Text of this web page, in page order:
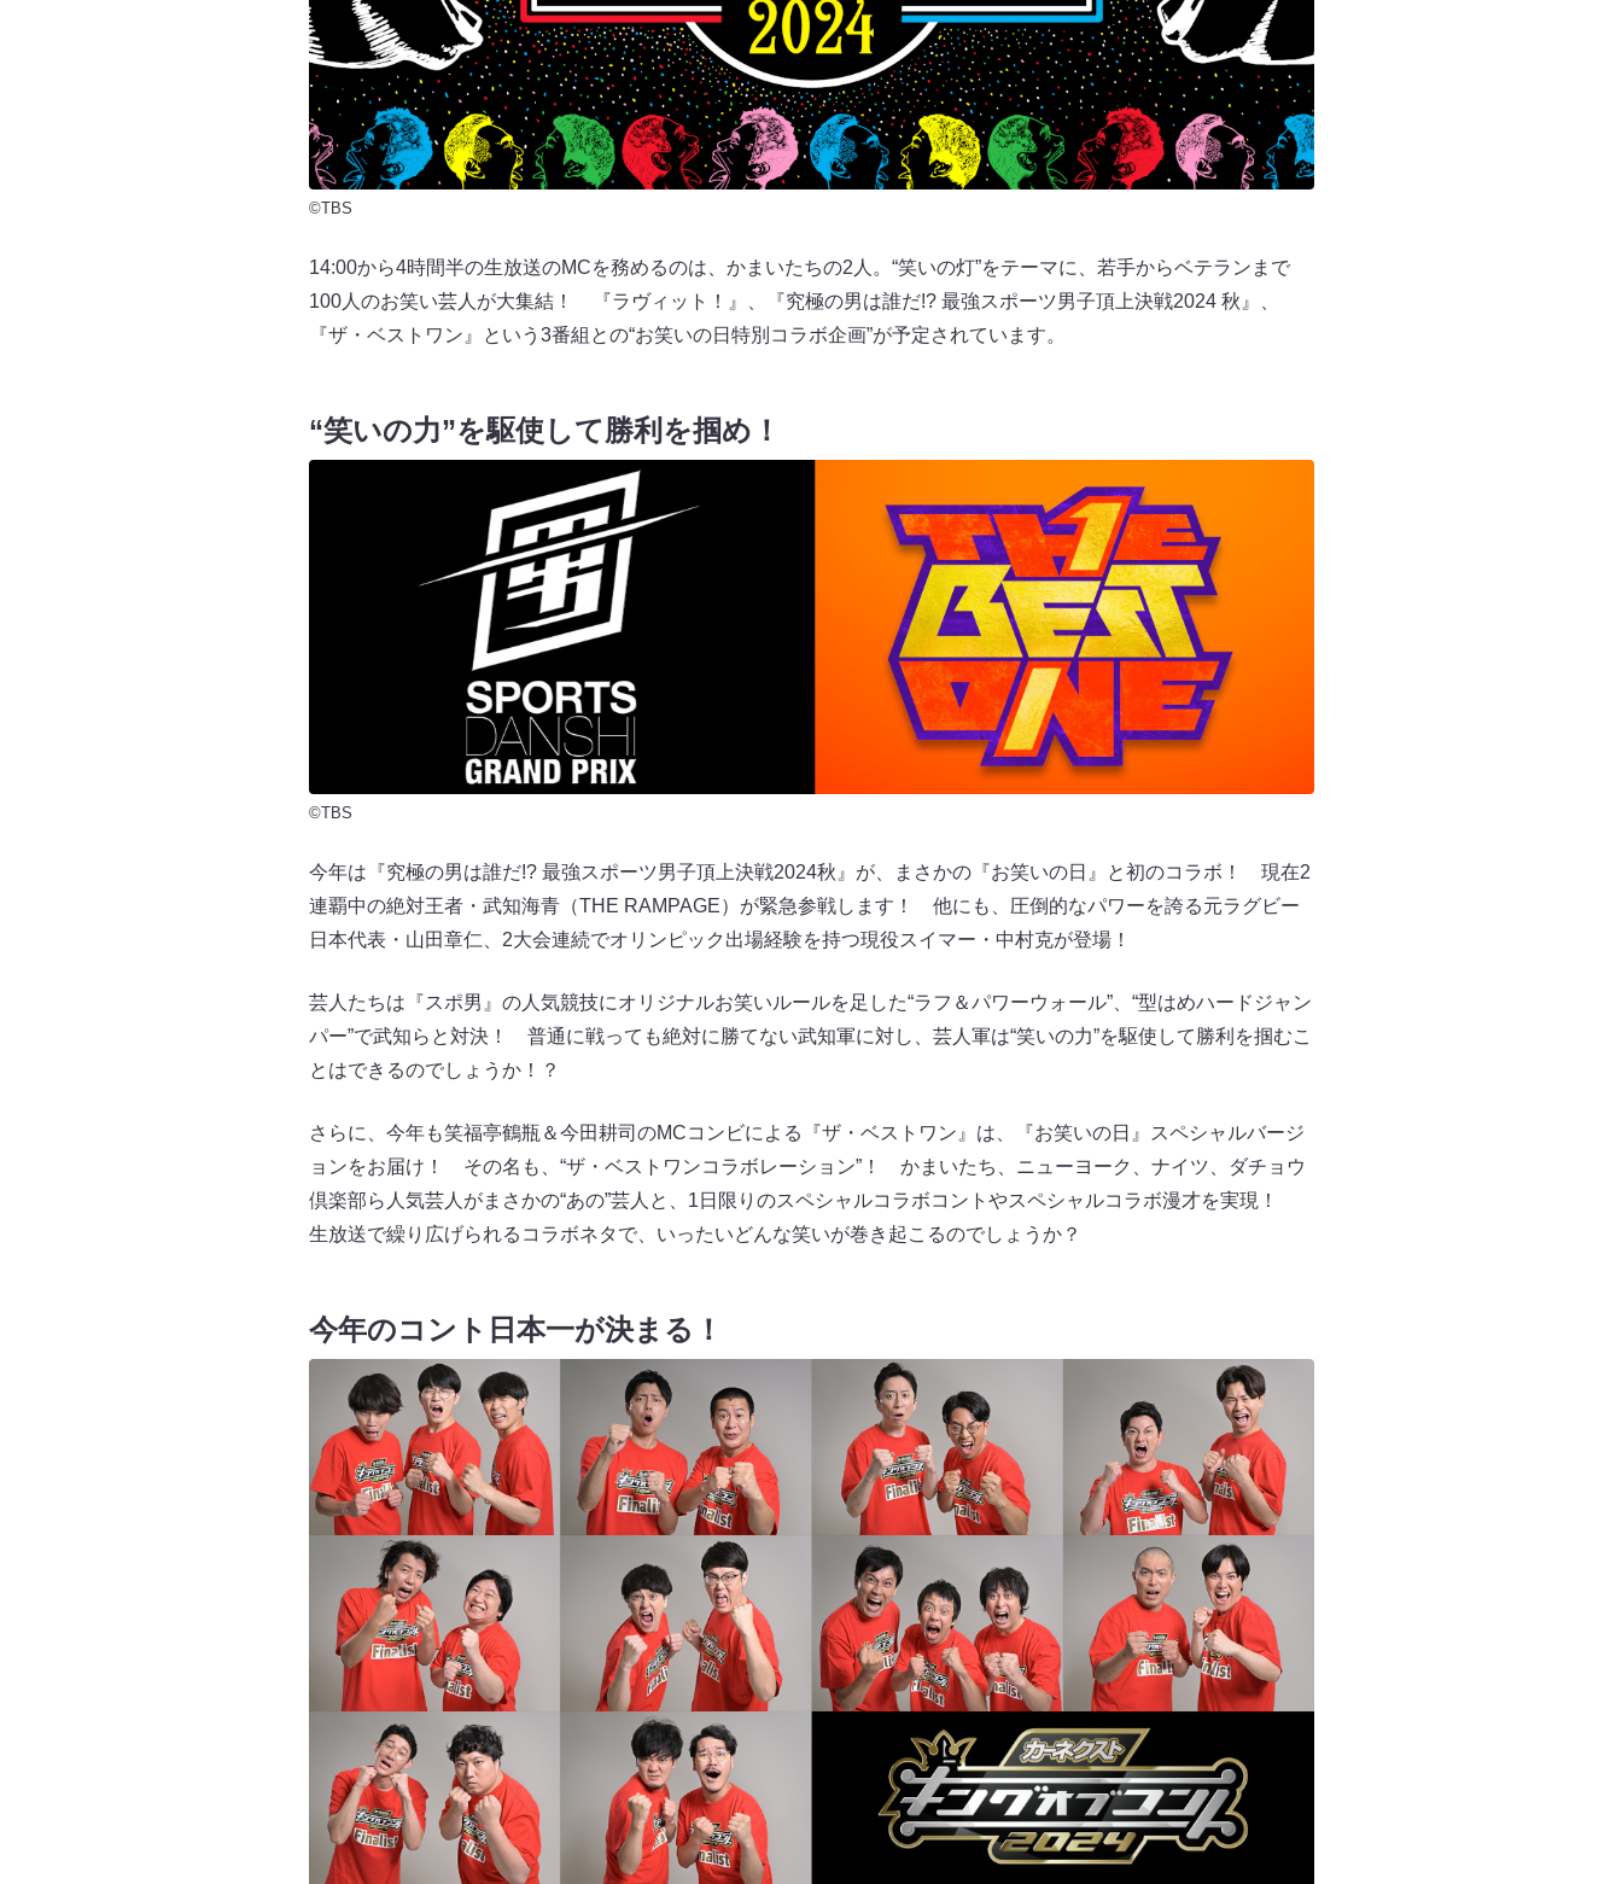
©TBS
14:00から4時間半の生放送のMCを務めるのは、かまいたちの2人。“笑いの灯”をテーマに、若手からベテランまで
100人のお笑い芸人が大集結！ 『ラヴィット！』、『究極の男は誰だ!? 最強スポーツ男子頂上決戦2024 秋』、
『ザ・ベストワン』という3番組との“お笑いの日特別コラボ企画”が予定されています。
“笑いの力”を駆使して勝利を掴め！
©TBS
今年は『究極の男は誰だ!? 最強スポーツ男子頂上決戦2024秋』が、まさかの『お笑いの日』と初のコラボ！ 現在2
連覇中の絶対王者・武知海青（THE RAMPAGE）が緊急参戦します！ 他にも、圧倒的なパワーを誇る元ラグビー
日本代表・山田章仁、2大会連続でオリンピック出場経験を持つ現役スイマー・中村克が登場！
芸人たちは『スポ男』の人気競技にオリジナルお笑いルールを足した“ラフ＆パワーウォール”、“型はめハードジャン
パー”で武知らと対決！ 普通に戦っても絶対に勝てない武知軍に対し、芸人軍は“笑いの力”を駆使して勝利を掴むこ
とはできるのでしょうか！？
さらに、今年も笑福亭鶴瓶＆今田耕司のMCコンビによる『ザ・ベストワン』は、『お笑いの日』スペシャルバージ
ョンをお届け！ その名も、“ザ・ベストワンコラボレーション”！ かまいたち、ニューヨーク、ナイツ、ダチョウ
倶楽部ら人気芸人がまさかの“あの”芸人と、1日限りのスペシャルコラボコントやスペシャルコラボ漫才を実現！
生放送で繰り広げられるコラボネタで、いったいどんな笑いが巻き起こるのでしょうか？
今年のコント日本一が決まる！